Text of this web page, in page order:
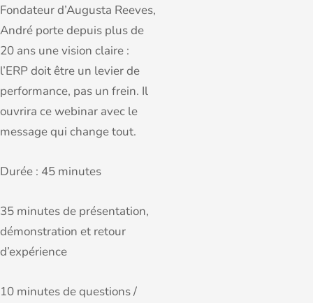
Fondateur d’Augusta Reeves,
André porte depuis plus de
20 ans une vision claire :
l’ERP doit être un levier de
performance, pas un frein. Il
ouvrira ce webinar avec le
message qui change tout.
Durée : 45 minutes
35 minutes de présentation,
démonstration et retour
d’expérience
10 minutes de questions /